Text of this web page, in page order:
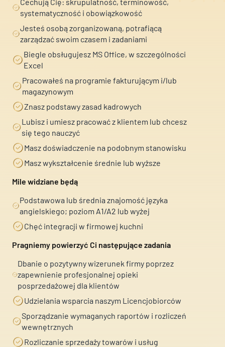
systematyczność i obowiązkowość
Jesteś osobą zorganizowaną, potrafiącą
zarządzać swoim czasem i zadaniami
Biegle obsługujesz MS Office, w szczególności
Excel
Pracowałeś na programie fakturującym i/lub
magazynowym
Znasz podstawy zasad kadrowych
Lubisz i umiesz pracować z klientem lub chcesz
się tego nauczyć
Masz doświadczenie na podobnym stanowisku
Masz wykształcenie średnie lub wyższe
Mile widziane będą
Podstawowa lub średnia znajomość języka
angielskiego; poziom A1/A2 lub wyżej
Chęć integracji w firmowej kuchni
Pragniemy powierzyć Ci następujące zadania
Dbanie o pozytywny wizerunek firmy poprzez
zapewnienie profesjonalnej opieki
posprzedażowej dla klientów
Udzielania wsparcia naszym Licencjobiorców
Sporządzanie wymaganych raportów i rozliczeń
wewnętrznych
Rozliczanie sprzedaży towarów i usług
E-mail
Telefon
Wiadomość*
E-mail
Telefon
Wiadomość*
Imię i Nazwisko
Telefon
Email
CV
Wiadomość
Wyrażam zgodę na przetwarzanie moich danych
osobowych zgodnie z przepisami o ochronie danych
osobowych w związku z udzieleniem odpowiedzi na
zapytanie wysłane przez formularz kontaktowy...
Nieklasyfikowane pliki cookie, to pliki, które są w procesie
klasyfikowania, wraz z dostawcami poszczególnych ciasteczek.
Odrzuć
Zapisz moje preferencje